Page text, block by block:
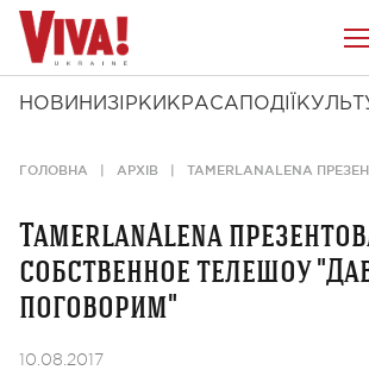
НОВИНИ ЗІРКИ КРАСА ПОДІЇ
ГОЛОВНА АРХІВ TAMERLANALENA
TamerlanAlena
собственное телешоу
поговорим"
10.08.2017